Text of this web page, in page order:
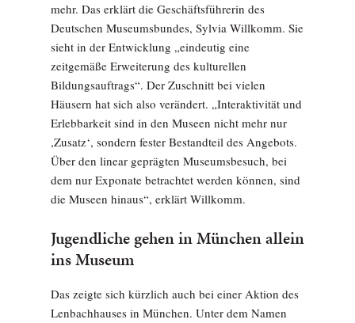
mehr. Das erklärt die Geschäftsführerin des
Deutschen Museumsbundes, Sylvia Willkomm. Sie
sieht in der Entwicklung „eindeutig eine
zeitgemäße Erweiterung des kulturellen
Bildungsauftrags“. Der Zuschnitt bei vielen
Häusern hat sich also verändert. „Interaktivität und
Erlebbarkeit sind in den Museen nicht mehr nur
,Zusatz‘, sondern fester Bestandteil des Angebots.
Über den linear geprägten Museumsbesuch, bei
dem nur Exponate betrachtet werden können, sind
die Museen hinaus“, erklärt Willkomm.
Jugendliche gehen in München allein
ins Museum
Das zeigte sich kürzlich auch bei einer Aktion des
Lenbachhauses in München. Unter dem Namen